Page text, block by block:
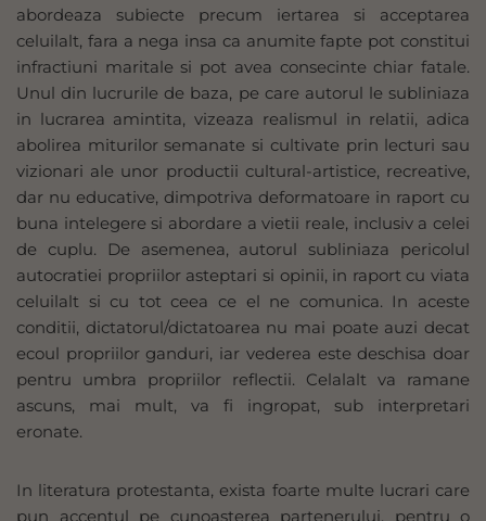
abordeaza subiecte precum iertarea si acceptarea
celuilalt, fara a nega insa ca anumite fapte pot constitui
infractiuni maritale si pot avea consecinte chiar fatale.
Unul din lucrurile de baza, pe care autorul le subliniaza
in lucrarea amintita, vizeaza realismul in relatii, adica
abolirea miturilor semanate si cultivate prin lecturi sau
vizionari ale unor productii cultural-artistice, recreative,
dar nu educative, dimpotriva deformatoare in raport cu
buna intelegere si abordare a vietii reale, inclusiv a celei
de cuplu. De asemenea, autorul subliniaza pericolul
autocratiei propriilor asteptari si opinii, in raport cu viata
celuilalt si cu tot ceea ce el ne comunica. In aceste
conditii, dictatorul/dictatoarea nu mai poate auzi decat
ecoul propriilor ganduri, iar vederea este deschisa doar
pentru umbra propriilor reflectii. Celalalt va ramane
ascuns, mai mult, va fi ingropat, sub interpretari
eronate.
In literatura protestanta, exista foarte multe lucrari care
pun accentul pe cunoasterea partenerului, pentru o